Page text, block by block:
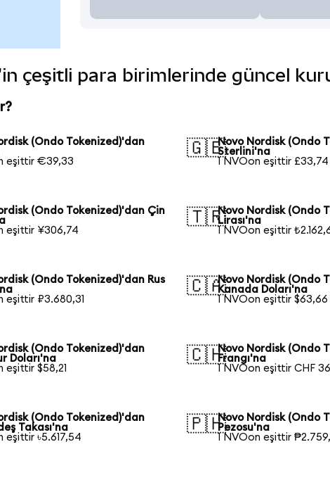
çeşitli para birimlerinde güncel
(Ondo Tokenized)'dan
eşittir €39,33
🇬🇧Novo Nordisk (Ondo
Sterlini'na
1 NVOon eşittir £33,74
(Ondo Tokenized)'dan Çin
eşittir ¥306,74
🇹🇷Novo Nordisk (Ondo
Lirası'na
1 NVOon eşittir
(Ondo Tokenized)'dan Rus
eşittir ₽3.680,31
🇨🇦Novo Nordisk (Ondo
Kanada Doları'na
1 NVOon eşittir $63,66
(Ondo Tokenized)'dan
Doları'na
eşittir $58,21
🇨🇭Novo Nordisk (Ondo
Frangı'na
1 NVOon eşittir CHF
(Ondo Tokenized)'dan
Takası'na
eşittir ৳5.617,54
🇵🇭Novo Nordisk (Ondo
Pezosu'na
1 NVOon eşittir